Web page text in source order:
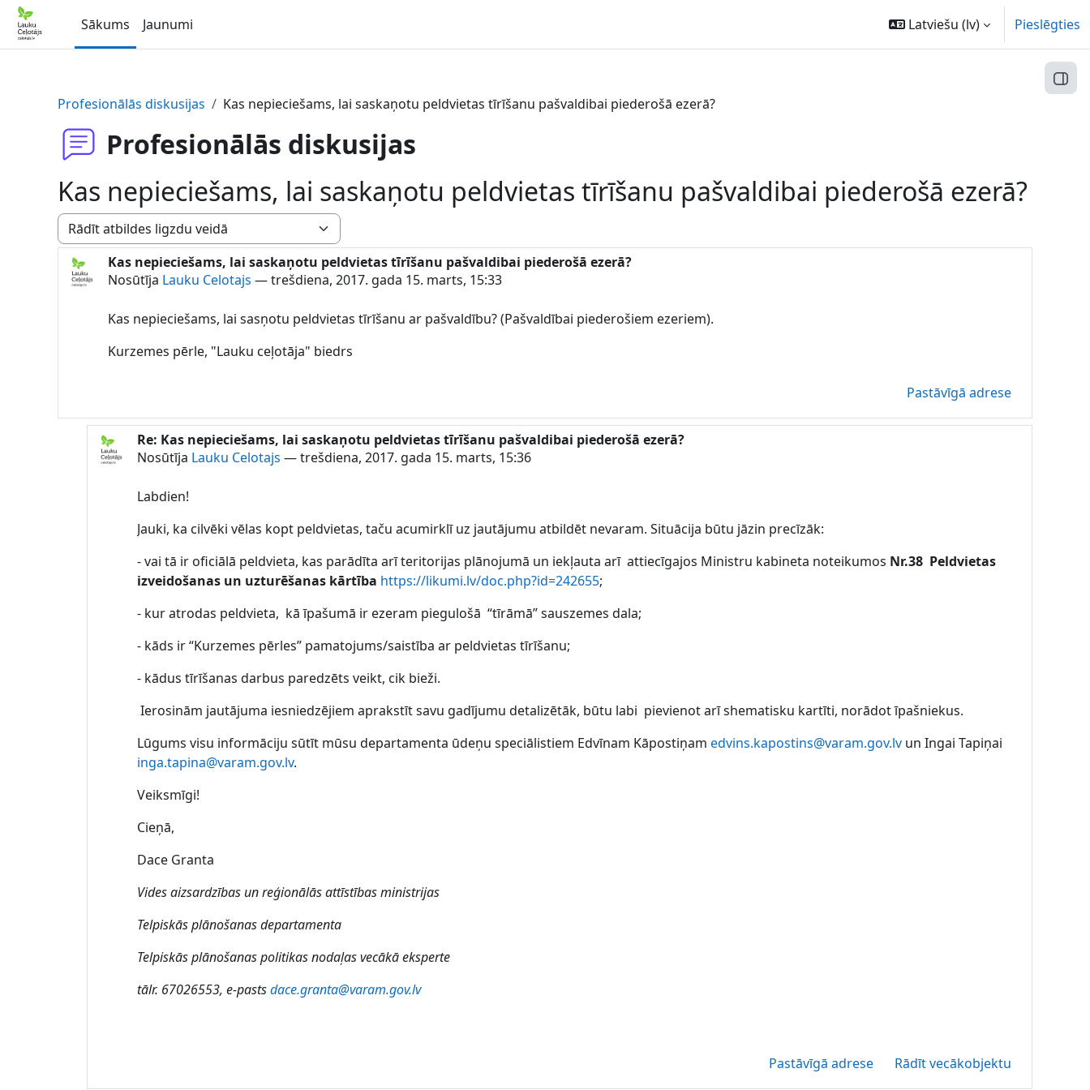
Atvērt galveno saturu
Sākums
Jaunumi Latviešu ‎(lv)‎ Pieslēgties
Profesionālās diskusijas
Kas nepieciešams, lai saskaņotu peldvietas tīrīšanu pašvaldibai piederošā ezerā?
Profesionālās diskusijas
Kas nepieciešams, lai saskaņotu peldvietas tīrīšanu pašvaldibai piederošā ezerā?
Rādīšanas režīms
Kas nepieciešams, lai saskaņotu peldvietas tīrīšanu pašvaldibai piederošā ezerā?
Nosūtīja Lauku Celotajs —trešdiena, 2017. gada 15. marts, 15:33
Atbilžu skaits: 1
Kas nepieciešams, lai sasņotu peldvietas tīrīšanu ar pašvaldību? (Pašvaldībai piederošiem ezeriem).
Kurzemes pērle, "Lauku ceļotāja" biedrs
Pastāvīgā adrese
Atbildot uz Lauku Celotajs
Re: Kas nepieciešams, lai saskaņotu peldvietas tīrīšanu pašvaldibai piederošā ezerā?
Nosūtīja Lauku Celotajs —trešdiena, 2017. gada 15. marts, 15:36
Labdien!
Jauki, ka cilvēki vēlas kopt peldvietas, taču acumirklī uz jautājumu atbildēt nevaram. Situācija būtu jāzin precīzāk:
- vai tā ir oficiālā peldvieta, kas parādīta arī teritorijas plānojumā un iekļauta arī attiecīgajos Ministru kabineta noteikumos Nr.38 Peldvietas
izveidošanas un uzturēšanas kārtība https://likumi.lv/doc.php?id=242655;
- kur atrodas peldvieta, kā īpašumā ir ezeram piegulošā “tīrāmā” sauszemes dala;
- kāds ir “Kurzemes pērles” pamatojums/saistība ar peldvietas tīrīšanu;
- kādus tīrīšanas darbus paredzēts veikt, cik bieži.
Ierosinām jautājuma iesniedzējiem aprakstīt savu gadījumu detalizētāk, būtu labi pievienot arī shematisku kartīti, norādot īpašniekus.
Lūgums visu informāciju sūtīt mūsu departamenta ūdeņu speciālistiem Edvīnam Kāpostiņamedvins.kapostins@varam.gov.lv un Ingai Tapiņai
inga.tapina@varam.gov.lv.
Veiksmīgi!
Cieņā,
Dace Granta
Vides aizsardzības un reģionālās attīstības ministrijas
Telpiskās plānošanas departamenta
Telpiskās plānošanas politikas nodaļas vecākā eksperte
tālr. 67026553, e-pastsdace.granta@varam.gov.lv
Pastāvīgā adrese Rādīt vecākobjektu